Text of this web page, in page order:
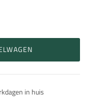
in huis